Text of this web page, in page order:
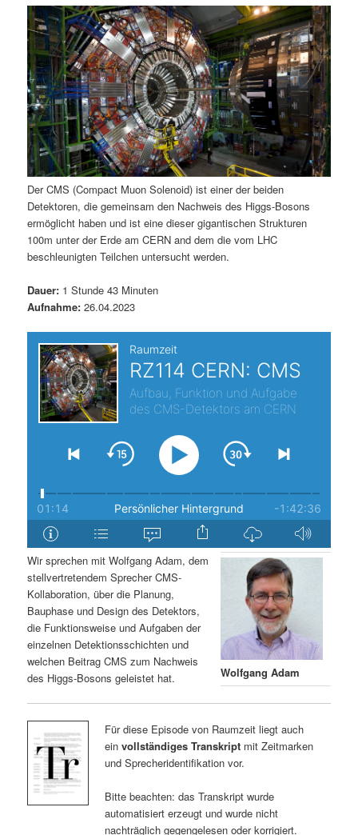
ä
r
e
n
I
n
h
l
t
s
p
n
g
e
n
n
d
ä
r
e
n
I
h
a
l
t
r
i
n
g
e
n
a
v
i
g
a
t
i
o
n
Der CMS (Compact Muon Solenoid) ist einer der beiden
Detektoren, die gemeinsam den Nachweis des Higgs-Bosons
ermöglicht haben und ist eine dieser gigantischen Strukturen
100m unter der Erde am CERN and dem die vom LHC
beschleunigten Teilchen untersucht werden.
Dauer: 1 Stunde 43 Minuten
Aufnahme: 26.04.2023
Wolfgang Adam
Wir sprechen mit Wolfgang Adam, dem
stellvertretendem Sprecher CMS-
Kollaboration, über die Planung,
Bauphase und Design des Detektors,
die Funktionsweise und Aufgaben der
einzelnen Detektionsschichten und
welchen Beitrag CMS zum Nachweis
des Higgs-Bosons geleistet hat.
Für diese Episode von Raumzeit liegt auch
ein vollständiges Transkriptmit Zeitmarken
und Sprecheridentifikation vor.
Bitte beachten: das Transkript wurde
automatisiert erzeugt und wurde nicht
nachträglich gegengelesen oder korrigiert.